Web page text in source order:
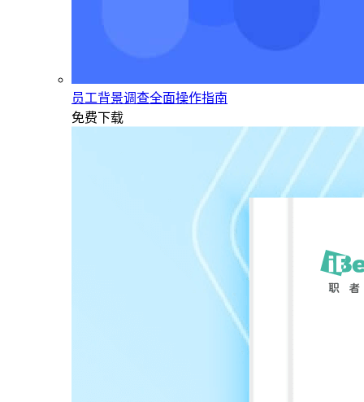
员工背景调查全面操作指南
免费下载